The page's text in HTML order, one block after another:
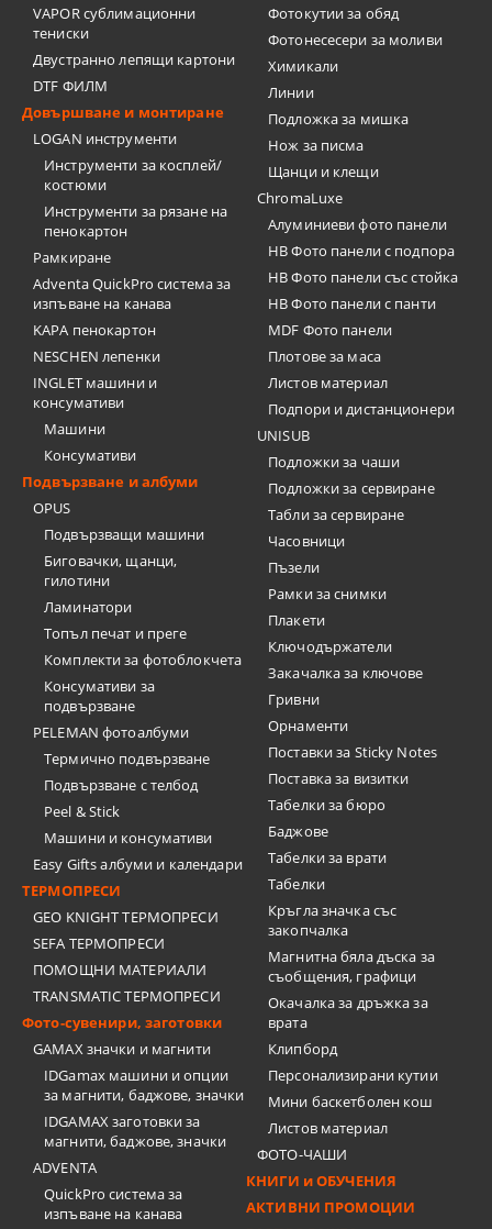
VAPOR сублимационни
тениски
Двустранно лепящи картони
DTF ФИЛМ
Довършване и монтиране
LOGAN инструменти
Инструменти за косплей/
костюми
Инструменти за рязане на
пенокартон
Рамкиране
Adventa QuickPro система за
изпъване на канава
KAPA пенокартон
NESCHEN лепенки
INGLET машини и
консумативи
Машини
Консумативи
Подвързване и албуми
OPUS
Подвързващи машини
Биговачки, щанци,
гилотини
Ламинатори
Топъл печат и преге
Комплекти за фотоблокчета
Консумативи за
подвързване
PELEMAN фотоалбуми
Термично подвързване
Подвързване с телбод
Peel & Stick
Машини и консумативи
Easy Gifts албуми и календари
ТЕРМОПРЕСИ
GEO KNIGHT ТЕРМОПРЕСИ
SEFA ТЕРМОПРЕСИ
ПОМОЩНИ МАТЕРИАЛИ
TRANSMATIC ТЕРМОПРЕСИ
Фото-сувенири, заготовки
GAMAX значки и магнити
IDGamax машини и опции
за магнити, баджове, значки
IDGAMAX заготовки за
магнити, баджове, значки
ADVENTA
QuickPro система за
изпъване на канава
Фотокутии за обяд
Фотонесесери за моливи
Химикали
Линии
Подложка за мишка
Нож за писма
Щанци и клещи
ChromaLuxe
Алуминиеви фото панели
HB Фото панели с подпора
HB Фото панели със стойка
HB Фото панели с панти
MDF Фото панели
Плотове за маса
Листов материал
Подпори и дистанционери
UNISUB
Подложки за чаши
Подложки за сервиране
Табли за сервиране
Часовници
Пъзели
Рамки за снимки
Плакети
Ключодържатели
Закачалка за ключове
Гривни
Орнаменти
Поставки за Sticky Notes
Поставка за визитки
Tабелки за бюро
Баджове
Табелки за врати
Табелки
Кръгла значка със
закопчалка
Магнитна бяла дъска за
съобщения, графици
Окачалка за дръжка за
врата
Клипборд
Персонализирани кутии
Мини баскетболен кош
Листов материал
ФОТО-ЧАШИ
КНИГИ и ОБУЧЕНИЯ
АКТИВНИ ПРОМОЦИИ